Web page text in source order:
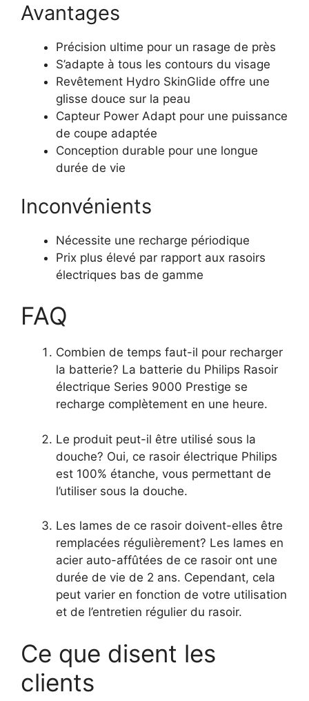
Avantages
Précision ultime pour un rasage de près
S’adapte à tous les contours du visage
Revêtement Hydro SkinGlide offre une
glisse douce sur la peau
Capteur Power Adapt pour une puissance
de coupe adaptée
Conception durable pour une longue
durée de vie
Inconvénients
Nécessite une recharge périodique
Prix plus élevé par rapport aux rasoirs
électriques bas de gamme
FAQ
Combien de temps faut-il pour recharger
la batterie? La batterie du Philips Rasoir
électrique Series 9000 Prestige se
recharge complètement en une heure.
Le produit peut-il être utilisé sous la
douche? Oui, ce rasoir électrique Philips
est 100% étanche, vous permettant de
l’utiliser sous la douche.
Les lames de ce rasoir doivent-elles être
remplacées régulièrement? Les lames en
acier auto-affûtées de ce rasoir ont une
durée de vie de 2 ans. Cependant, cela
peut varier en fonction de votre utilisation
et de l’entretien régulier du rasoir.
Ce que disent les
clients